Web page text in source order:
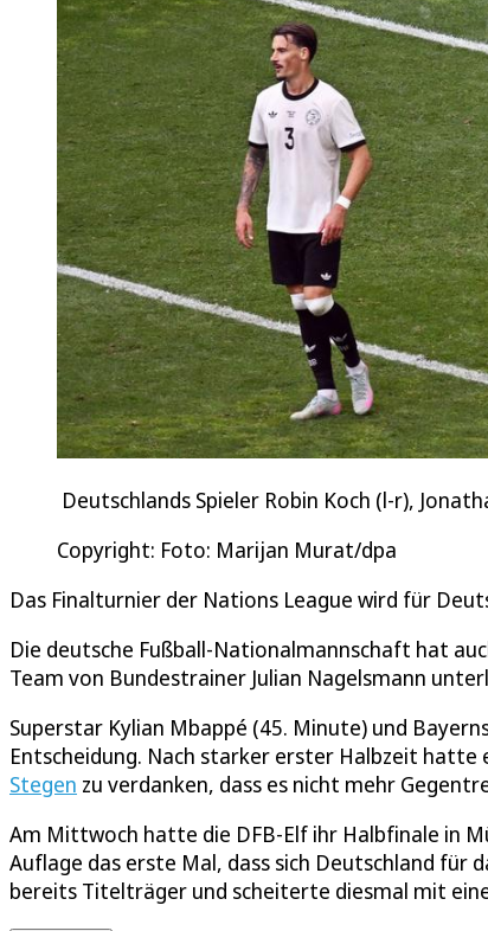
Deutschlands Spieler Robin Koch (l-r),
Copyright: Foto: Marijan Murat/dpa
Das Finalturnier der Nations League wird für
Die deutsche Fußball-Nationalmannschaft hat
Team von Bundestrainer Julian Nagelsmann
Superstar Kylian Mbappé (45. Minute) und
Entscheidung. Nach starker erster Halbzeit
Stegen zu verdanken, dass es nicht mehr
Am Mittwoch hatte die DFB-Elf ihr Halbfinale in
Auflage das erste Mal, dass sich Deutschland für
bereits Titelträger und scheiterte diesmal mit